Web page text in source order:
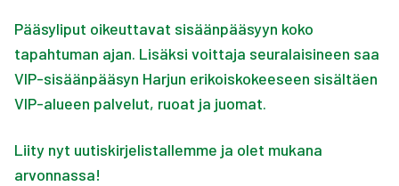
Pääsyliput oikeuttavat sisäänpääsyyn koko
tapahtuman ajan. Lisäksi voittaja seuralaisineen saa
VIP-sisäänpääsyn Harjun erikoiskokeeseen sisältäen
VIP-alueen palvelut, ruoat ja juomat.
Liity nyt uutiskirjelistallemme ja olet mukana
arvonnassa!